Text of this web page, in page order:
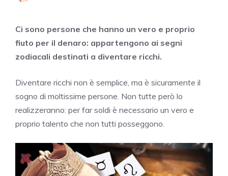
Ci sono persone che hanno un vero e proprio
fiuto per il denaro: appartengono ai segni
zodiacali destinati a diventare ricchi.
Diventare ricchi non è semplice, ma è sicuramente il
sogno di moltissime persone. Non tutte però lo
realizzeranno: per far soldi è necessario un vero e
proprio talento che non tutti posseggono.